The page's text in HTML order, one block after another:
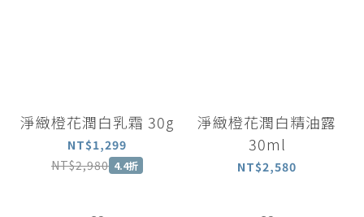
淨緻橙花潤白乳霜 30g
NT$1,299
NT$2,980 4.4折
淨緻橙花潤白精油露
30ml
NT$2,580